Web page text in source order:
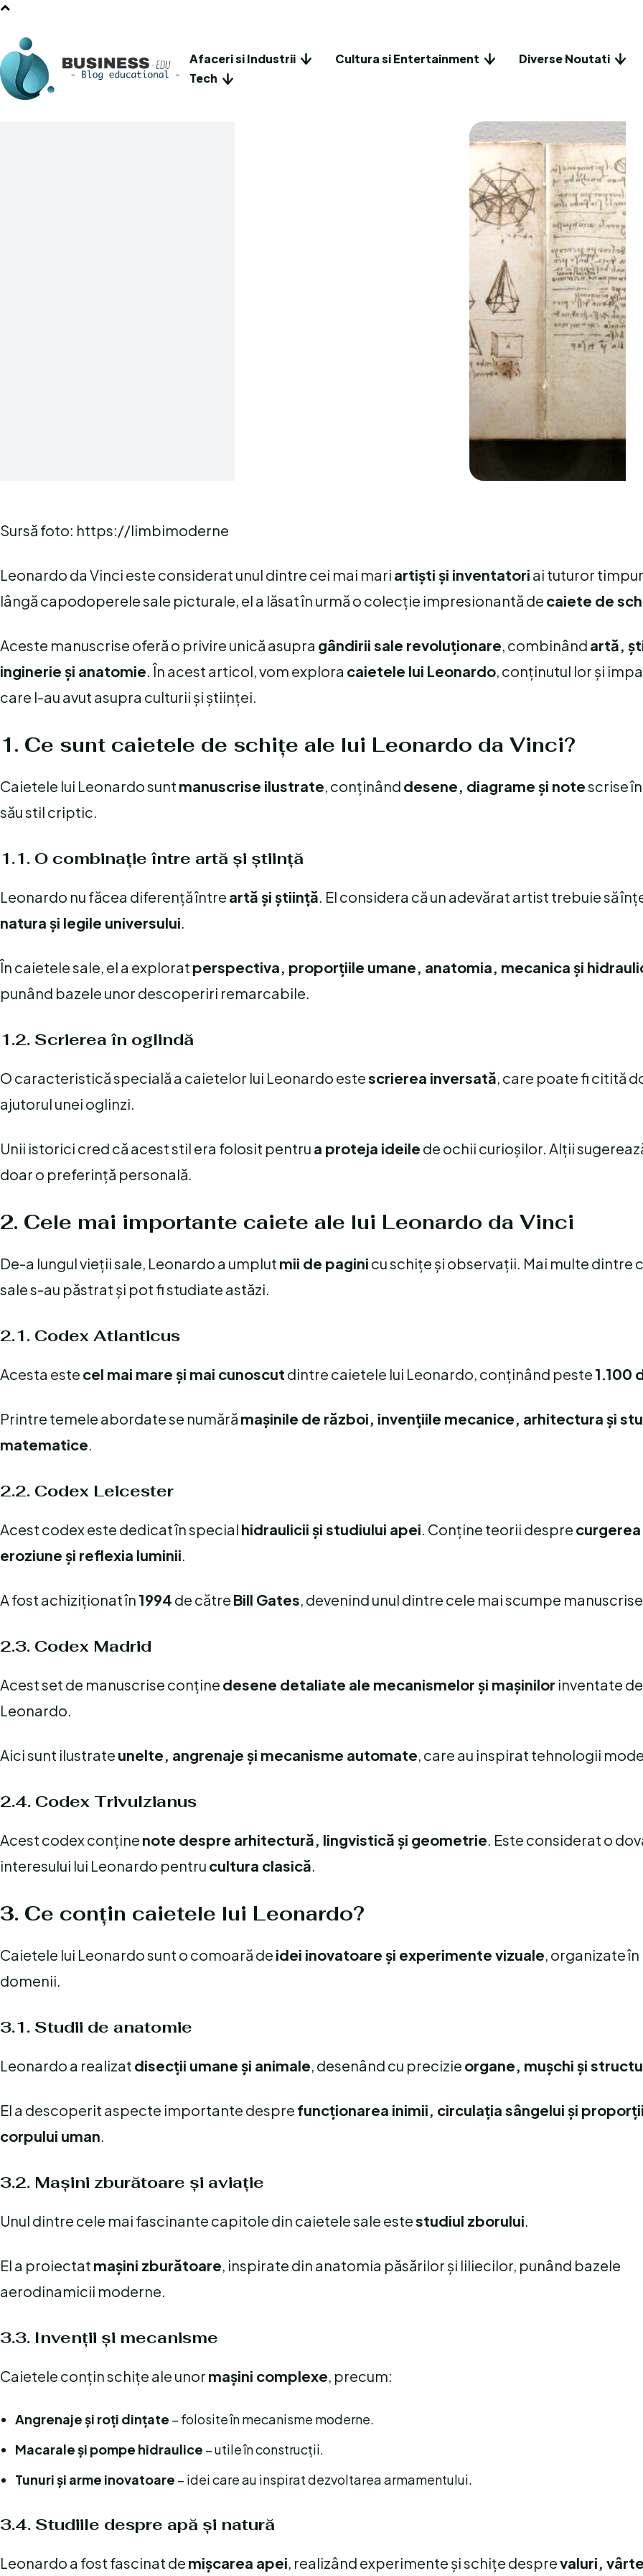
Afaceri si Industrii Cultura si Entertainment Diverse Noutati
Tech
Sursă foto: https://limbimoderne
Leonardo da Vinci este considerat unul dintre cei mai mari artiști și inventatori ai tuturor
lângă capodoperele sale picturale, el a lăsat în urmă o colecție impresionantă de caiete de
Aceste manuscrise oferă o privire unică asupra gândirii sale revoluționare, combinând artă,
inginerie și anatomie. În acest articol, vom explora caietele lui Leonardo, conținutul lor și
care l-au avut asupra culturii și științei.
1. Ce sunt caietele de schițe ale lui Leonardo da Vinci?
Caietele lui Leonardo sunt manuscrise ilustrate, conținând desene, diagrame și notescrise
său stil criptic.
1.1. O combinație între artă și știință
Leonardo nu făcea diferență între artă și știință. El considera că un adevărat artist trebuie să
natura și legile universului.
În caietele sale, el a explorat perspectiva, proporțiile umane, anatomia, mecanica și
punând bazele unor descoperiri remarcabile.
1.2. Scrierea în oglindă
O caracteristică specială a caietelor lui Leonardo estescrierea inversată, care poate fi citită
ajutorul unei oglinzi.
Unii istorici cred că acest stil era folosit pentru a proteja ideile de ochii curioșilor. Alții
doar o preferință personală.
2. Cele mai importante caiete ale lui Leonardo da Vinci
De-a lungul vieții sale, Leonardo a umplut mii de pagini cu schițe și observații. Mai multe dintre
sale s-au păstrat și pot fi studiate astăzi.
2.1. Codex Atlanticus
Acesta este cel mai mare și mai cunoscut dintre caietele lui Leonardo, conținând peste 1.100
Printre temele abordate se numără mașinile de război, invențiile mecanice, arhitectura și
matematice.
2.2. Codex Leicester
Acest codex este dedicat în special hidraulicii și studiului apei. Conține teorii despre
eroziune și reflexia luminii.
A fost achiziționat în 1994 de către Bill Gates, devenind unul dintre cele mai scumpe
2.3. Codex Madrid
Acest set de manuscrise conține desene detaliate ale mecanismelor și mașinilor inventate de
Leonardo.
Aici sunt ilustrate unelte, angrenaje și mecanisme automate, care au inspirat tehnologii
2.4. Codex Trivulzianus
Acest codex conține note despre arhitectură, lingvistică și geometrie. Este considerat o
interesului lui Leonardo pentru cultura clasică.
3. Ce conțin caietele lui Leonardo?
Caietele lui Leonardo sunt o comoară de idei inovatoare și experimente vizuale, organizate
domenii.
3.1. Studii de anatomie
Leonardo a realizat disecții umane și animale, desenând cu precizie organe, mușchi și
El a descoperit aspecte importante despre funcționarea inimii, circulația sângelui și
corpului uman.
3.2. Mașini zburătoare și aviație
Unul dintre cele mai fascinante capitole din caietele sale estestudiul zborului.
El a proiectat mașini zburătoare, inspirate din anatomia păsărilor și liliecilor, punând bazele
aerodinamicii moderne.
3.3. Invenții și mecanisme
Caietele conțin schițe ale unor mașini complexe, precum:
Angrenaje și roți dințate – folosite în mecanisme moderne.
Macarale și pompe hidraulice – utile în construcții.
Tunuri și arme inovatoare – idei care au inspirat dezvoltarea armamentului.
3.4. Studiile despre apă și natură
Leonardo a fost fascinat de mişcarea apei, realizând experimente și schițe desprevaluri,